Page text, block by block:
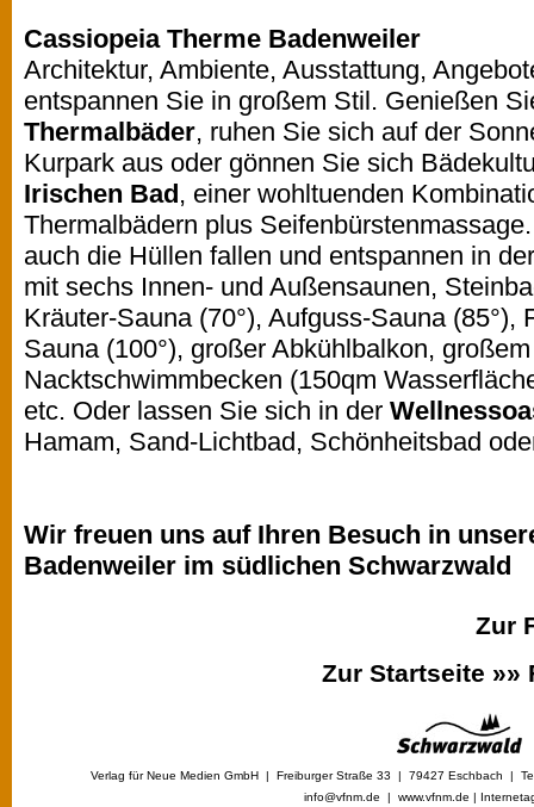
Cassiopeia Therme Badenweiler
Architektur, Ambiente, Ausstattung,
entspannen Sie in großem Stil. Genießen
Thermalbäder, ruhen Sie sich auf der
Kurpark aus oder gönnen Sie sich
Irischen Bad , einer wohltuenden
Thermalbädern plus
auch die Hüllen fallen und entspannen in
mit sechs Innen- und Außensaunen,
Kräuter-Sauna (70°), Aufguss-Sauna (85°),
Sauna (100°), großer Abkühlbalkon,
Nacktschwimmbecken (150qm
etc. Oder lassen Sie sich in der
Hamam, Sand-Lichtbad, Schönheitsbad
Wir freuen uns auf Ihren Besuch in
Badenweiler im südlichen Schwarzwald
Zur
Zur Startseite »»
Verlag für Neue Medien GmbH | Freiburger Straße 33 | 79427 Eschbach |
info@vfnm.de | www.vfnm.de |